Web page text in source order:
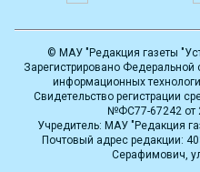
© МАУ "Редакция газеты
Зарегистрировано
информационных
Свидетельство регистрации
№ФС77-67242 от
Учредитель: МАУ "Редакция
Почтовый адрес редакции:
Серафимович,